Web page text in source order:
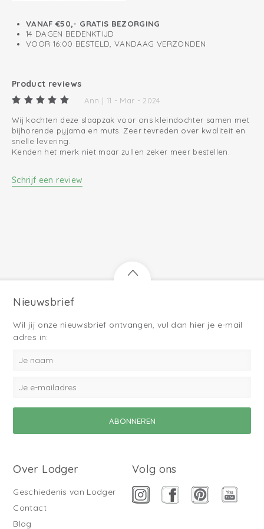
hydrofiele slaapzak met 0.3 TOG in de zomer.
VANAF €50,- GRATIS BEZORGING
14 DAGEN BEDENKTIJD
VOOR 16:00 BESTELD, VANDAAG VERZONDEN
Product reviews
Ann | 11 - Mar - 2024
Wij kochten deze slaapzak voor ons kleindochter samen met
bijhorende pyjama en muts. Zeer tevreden over kwaliteit en
snelle levering.
Kenden het merk niet maar zullen zeker meer bestellen.
Schrijf een review
Nieuwsbrief
Wil jij onze nieuwsbrief ontvangen, vul dan hier je e-mail
adres in:
Over Lodger
Geschiedenis van Lodger
Contact
Blog
Volg ons